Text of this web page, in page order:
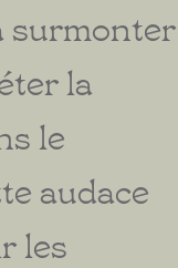
surmonter
la
le
audace
les